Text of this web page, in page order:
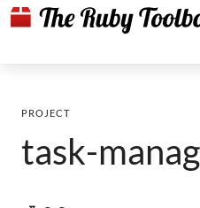
PROJECT
task-